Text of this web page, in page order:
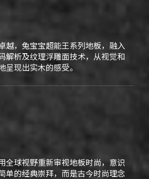
越，兔宝宝超能王系列地板，融入
解析及纹理浮雕面技术，从视觉和
呈现出实木的感受。
全球视野重新审视地板时尚，意识
单的经典崇拜，而是古今时尚理念